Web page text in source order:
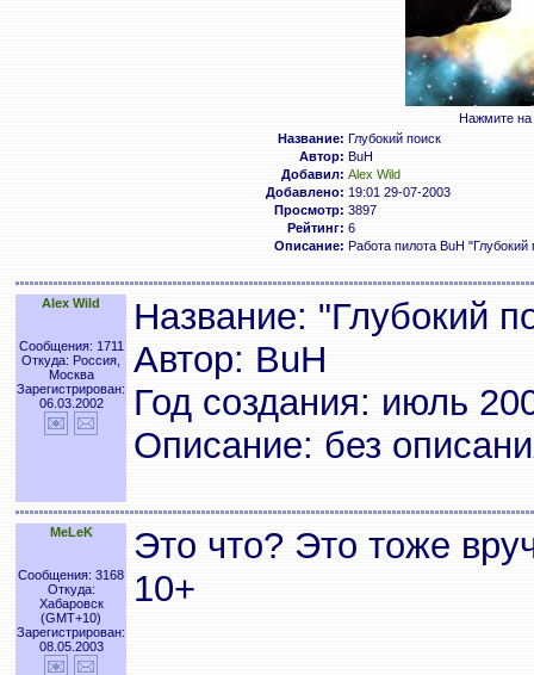
Нажмите на
Название: Глубокий поиск
Автор: BuH
Добавил: Alex Wild
Добавлено: 19:01 29-07-2003
Просмотр: 3897
Рейтинг: 6
Описание: Работа пилота BuH "Глубокий
Alex Wild
Сообщения: 1711
Откуда: Россия,
Москва
Зарегистрирован:
06.03.2002
Название: "Глубокий
Автор: BuH
Год создания: июль
Описание: без
MeLeK
Сообщения: 3168
Откуда:
Хабаровск
(GMT+10)
Зарегистрирован:
08.05.2003
Это что? Это тоже
10+